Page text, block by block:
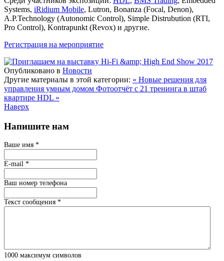
Systems, iRidium Mobile, Lutron, Bonanza (Focal, Denon),
A.P.Technology (Autonomic Control), Simple Distrubution (RTI,
Pro Control), Kontrapunkt (Revox) и другие.
Регистрация на мероприятие
Опубликовано в Новости
Другие материалы в этой категории: « Новые решения для
управления умным домом Фотоотчёт с 21 тренинга в штаб
квартире HDL »
Наверх
Напишите нам
Ваше имя *
E-mail *
Ваш номер телефона
Текст сообщения *
1000 максимум символов